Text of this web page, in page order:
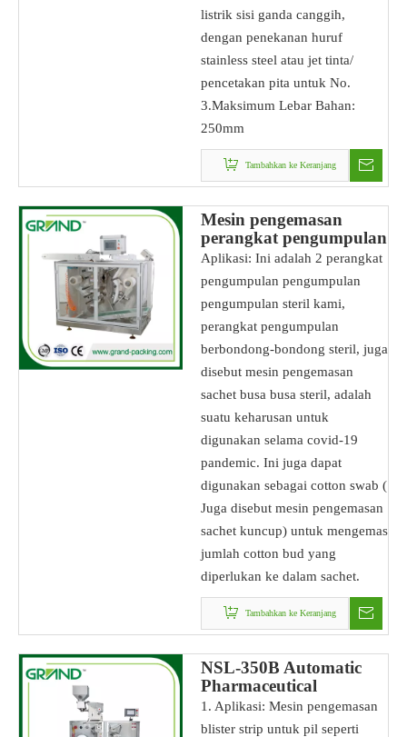
listrik sisi ganda canggih,
dengan penekanan huruf
stainless steel atau jet tinta/
pencetakan pita untuk No.
3.Maksimum Lebar Bahan:
250mm
Tambahkan ke Keranjang
Mesin pengemasan
perangkat pengumpulan
steril
Aplikasi: Ini adalah 2 perangkat
pengumpulan pengumpulan
pengumpulan steril kami,
perangkat pengumpulan
berbondong-bondong steril, juga
disebut mesin pengemasan
sachet busa busa steril, adalah
suatu keharusan untuk
digunakan selama covid-19
pandemic. Ini juga dapat
digunakan sebagai cotton swab (
Juga disebut mesin pengemasan
sachet kuncup) untuk mengemas
jumlah cotton bud yang
diperlukan ke dalam sachet.
Tambahkan ke Keranjang
NSL-350B Automatic
Pharmaceutical
Stripping Packing
Machine
1. Aplikasi: Mesin pengemasan
blister strip untuk pil seperti